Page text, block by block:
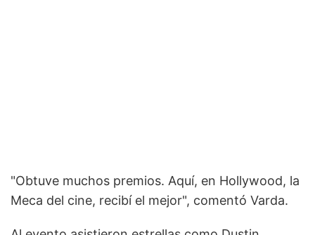
"Obtuve muchos premios. Aquí, en Hollywood, la
Meca del cine, recibí el mejor", comentó Varda.